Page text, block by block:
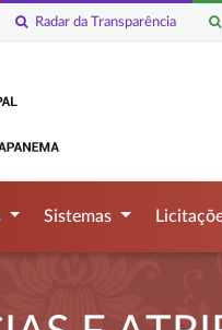
Radar da Transparência
Sistemas